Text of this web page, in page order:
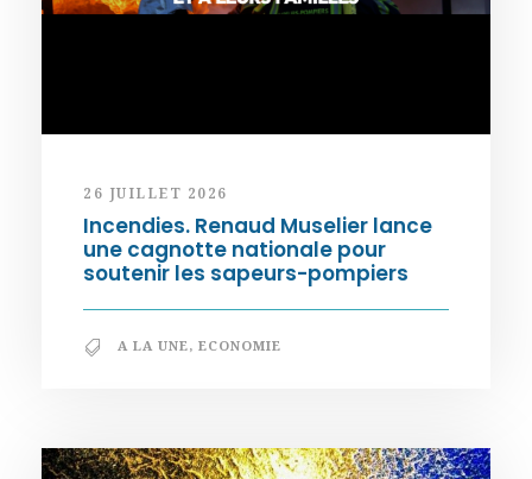
26 JUILLET 2026
Incendies. Renaud Muselier lance
une cagnotte nationale pour
soutenir les sapeurs-pompiers
A LA UNE, ECONOMIE